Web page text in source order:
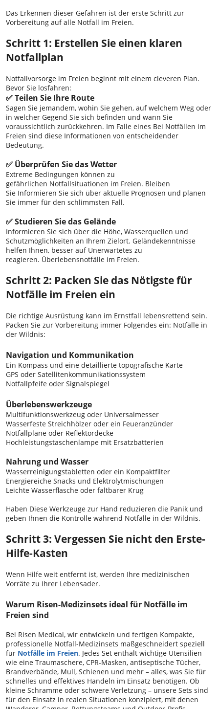
Das Erkennen dieser Gefahren ist der erste Schritt zur
Vorbereitung auf alle Notfall im Freien.
Schritt 1: Erstellen Sie einen klaren
Notfallplan
Notfallvorsorge im Freien beginnt mit einem cleveren Plan.
Bevor Sie losfahren:
✅ Teilen Sie Ihre Route
Sagen Sie jemandem, wohin Sie gehen, auf welchem ​​Weg oder
in welcher Gegend Sie sich befinden und wann Sie
voraussichtlich zurückkehren. Im Falle eines Bei Notfällen im
Freien sind diese Informationen von entscheidender
Bedeutung.
✅ Überprüfen Sie das Wetter
Extreme Bedingungen können zu
gefährlichen Notfallsituationen im Freien. Bleiben
Sie Informieren Sie sich über aktuelle Prognosen und planen
Sie immer für den schlimmsten Fall.
✅ Studieren Sie das Gelände
Informieren Sie sich über die Höhe, Wasserquellen und
Schutzmöglichkeiten an Ihrem Zielort. Geländekenntnisse
helfen Ihnen, besser auf Unerwartetes zu
reagieren. Überlebensnotfälle im Freien.
Schritt 2: Packen Sie das Nötigste für
Notfälle im Freien ein
Die richtige Ausrüstung kann im Ernstfall lebensrettend sein.
Packen Sie zur Vorbereitung immer Folgendes ein: Notfälle in
der Wildnis:
Navigation und Kommunikation
Ein Kompass und eine detaillierte topografische Karte
GPS oder Satellitenkommunikationssystem
Notfallpfeife oder Signalspiegel
Überlebenswerkzeuge
Multifunktionswerkzeug oder Universalmesser
Wasserfeste Streichhölzer oder ein Feueranzünder
Notfallplane oder Reflektordecke
Hochleistungstaschenlampe mit Ersatzbatterien
Nahrung und Wasser
Wasserreinigungstabletten oder ein Kompaktfilter
Energiereiche Snacks und Elektrolytmischungen
Leichte Wasserflasche oder faltbarer Krug
Haben Diese Werkzeuge zur Hand reduzieren die Panik und
geben Ihnen die Kontrolle während Notfälle in der Wildnis.
Schritt 3: Vergessen Sie nicht den Erste-
Hilfe-Kasten
Wenn Hilfe weit entfernt ist, werden Ihre medizinischen
Vorräte zu Ihrer Lebensader.
Warum Risen-Medizinsets ideal für Notfälle im
Freien sind
Bei Risen Medical, wir entwickeln und fertigen Kompakte,
professionelle Notfall-Medizinsets maßgeschneidert speziell
für Notfälle im Freien. Jedes Set enthält wichtige Utensilien
wie eine Traumaschere, CPR-Masken, antiseptische Tücher,
Brandverbände, Mull, Schienen und mehr – alles, was Sie für
schnelles und effektives Handeln im Einsatz benötigen. Ob
kleine Schramme oder schwere Verletzung – unsere Sets sind
für den Einsatz in realen Situationen konzipiert, mit denen